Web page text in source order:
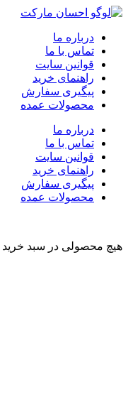
درباره ما
تماس با ما
قوانین سایت
راهنمای خرید
پیگیری سفارش
محصولات عمده
درباره ما
تماس با ما
قوانین سایت
راهنمای خرید
پیگیری سفارش
محصولات عمده
هیچ محصولی در سبد